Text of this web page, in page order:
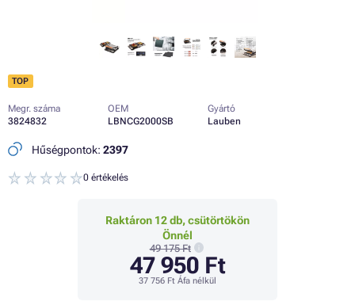
TOP
Megr. száma
3824832
OEM
LBNCG2000SB
Gyártó
Lauben
Hűségpontok: 2397
0 értékelés
Raktáron 12 db, csütörtökön
Önnél
49 175 Ft
47 950 Ft
37 756 Ft Áfa nélkül